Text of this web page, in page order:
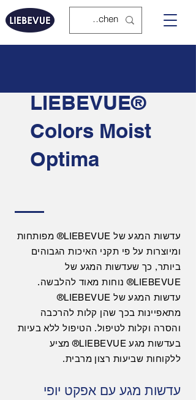
LIEBEVUE®
Colors Moist
Optima
עדשות המגע של LIEBEVUE® מפותחות
ומיוצרות על פי תקני האיכות הגבוהים
ביותר, כך שעדשות המגע של
LIEBEVUE® נוחות מאוד להלבשה.
עדשות המגע של LIEBEVUE®
מתאפיינות בכך שהן קלות להרכבה
והסרה וקלות לטיפול. הטיפול ללא בעיות
בעדשות מגע LIEBEVUE® מציע
ללקוחות שביעות רצון מרבית.
עדשות מגע עם אפקט יופי